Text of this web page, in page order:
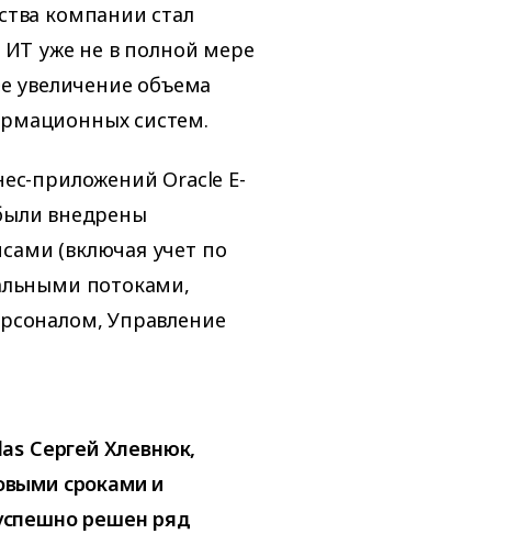
компании стал
ИТ уже не в полной мере
увеличение объема
систем.
приложений Oracle E-
внедрены
(включая учет по
потоками,
Управление
Сергей Хлевнюк,
сроками и
решен ряд